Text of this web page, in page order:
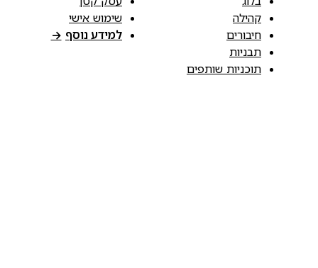
קהילה
חיבורים
תבניות
תוכניות שותפים
שימוש אישי
למידע נוסף →